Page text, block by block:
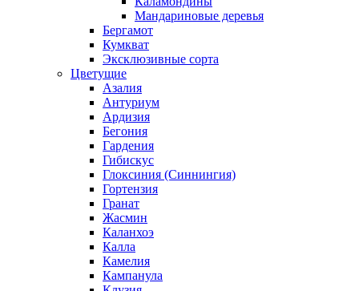
Мандариновые деревья
Бергамот
Кумкват
Эксклюзивные сорта
Цветущие
Азалия
Антуриум
Ардизия
Бегония
Гардения
Гибискус
Глоксиния (Синнингия)
Гортензия
Гранат
Жасмин
Каланхоэ
Калла
Камелия
Кампанула